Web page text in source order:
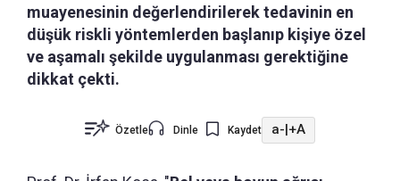
muayenesinin değerlendirilerek tedavinin en
düşük riskli yöntemlerden başlanıp kişiye özel
ve aşamalı şekilde uygulanması gerektiğine
dikkat çekti.
Özetle Dinle Kaydet a- +A